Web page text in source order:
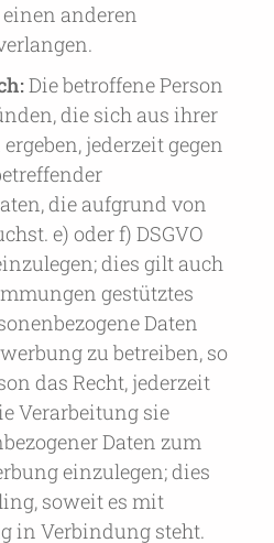
anderen
Die betroffene Person
die sich aus ihrer
jederzeit gegen
die aufgrund von
e) oder f) DSGVO
dies gilt auch
gestütztes
Daten
zu betreiben, so
das Recht, jederzeit
Verarbeitung sie
Daten zum
einzulegen; dies
soweit es mit
in Verbindung steht.